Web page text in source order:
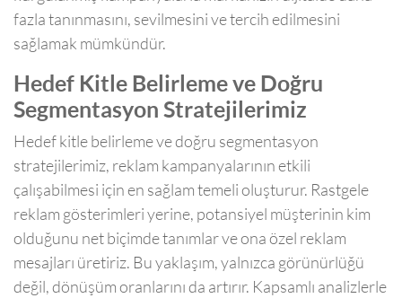
fazla tanınmasını, sevilmesini ve tercih edilmesini
sağlamak mümkündür.
Hedef Kitle Belirleme ve Doğru
Segmentasyon Stratejilerimiz
Hedef kitle belirleme ve doğru segmentasyon
stratejilerimiz, reklam kampanyalarının etkili
çalışabilmesi için en sağlam temeli oluşturur. Rastgele
reklam gösterimleri yerine, potansiyel müşterinin kim
olduğunu net biçimde tanımlar ve ona özel reklam
mesajları üretiriz. Bu yaklaşım, yalnızca görünürlüğü
değil, dönüşüm oranlarını da artırır. Kapsamlı analizlerle